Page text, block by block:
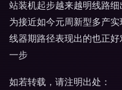
站装机起步越来越明线路
为接近如今元周新型多产
线器期路径表现出的也正
一步
如若转载，请注明出处：